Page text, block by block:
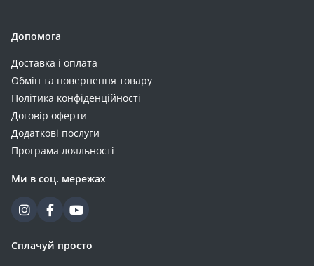
Допомога
Доставка і оплата
Обмін та повернення товару
Політика конфіденційності
Договір оферти
Додаткові послуги
Програма лояльності
Ми в соц. мережах
Сплачуй просто